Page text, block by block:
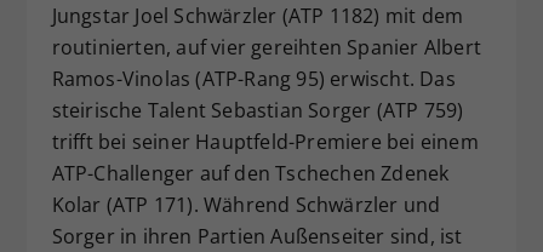
Jungstar Joel Schwärzler (ATP 1182) mit dem
routinierten, auf vier gereihten Spanier Albert
Ramos-Vinolas (ATP-Rang 95) erwischt. Das
steirische Talent Sebastian Sorger (ATP 759)
trifft bei seiner Hauptfeld-Premiere bei einem
ATP-Challenger auf den Tschechen Zdenek
Kolar (ATP 171). Während Schwärzler und
Sorger in ihren Partien Außenseiter sind, ist